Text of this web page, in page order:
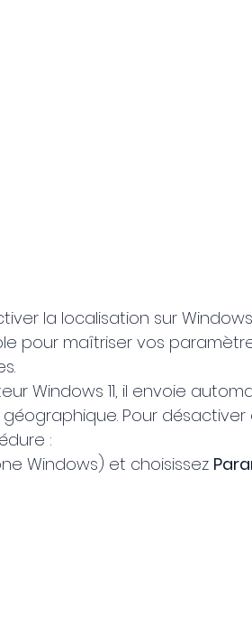
la localisation sur Windows
pour maîtriser vos
Windows 11, il envoie
Pour
:
Windows) et choisissez